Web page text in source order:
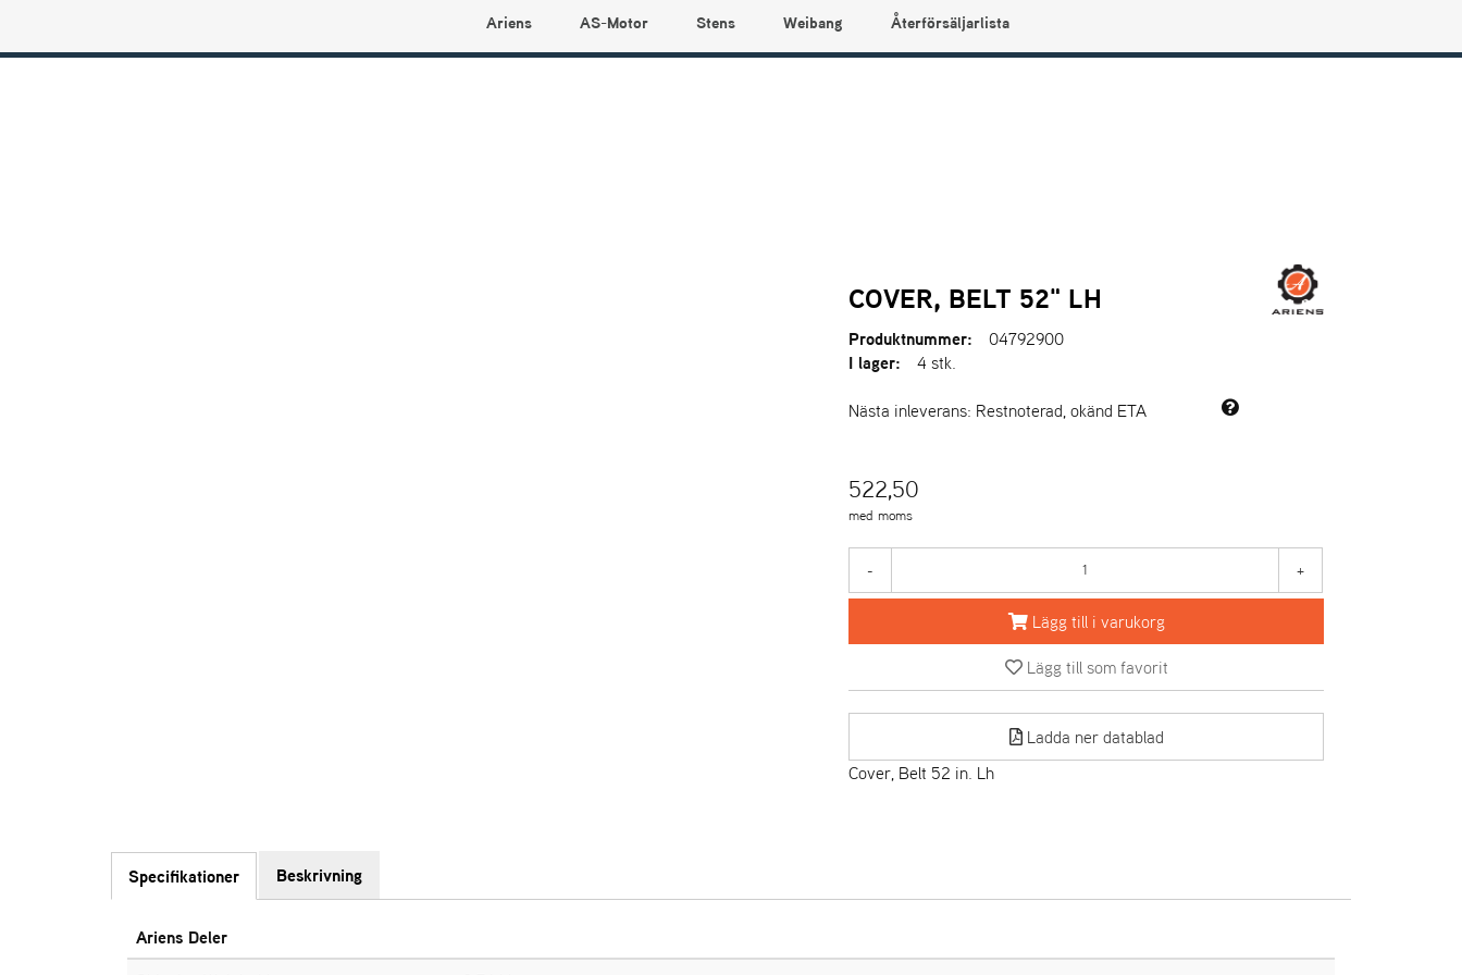
Ariens AS-Motor Stens Weibang Återförsäljarlista
COVER, BELT 52" LH
Produktnummer:
04792900
I lager:
4 stk.
Nästa inleverans: Restnoterad, okänd ETA
522,50
med moms
- +
Lägg till i varukorg
Lägg till som favorit
Ladda ner datablad
Cover, Belt 52 in. Lh
Specifikationer Beskrivning
Ariens Deler